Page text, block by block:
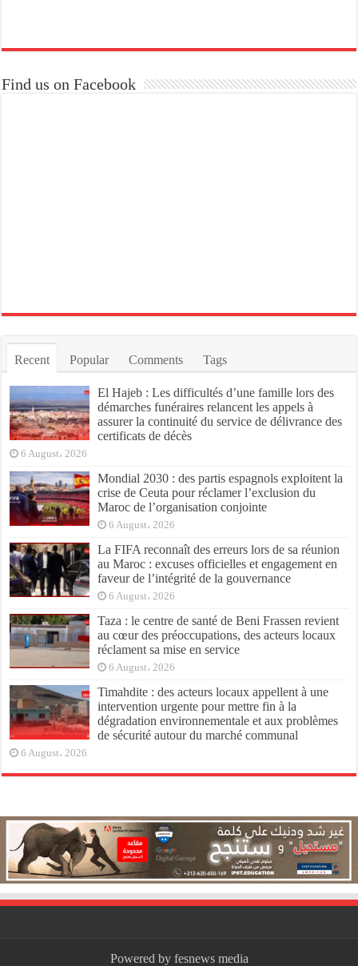
Find us on Facebook
Recent Popular Comments Tags
El Hajeb : Les difficultés d’une famille lors des
démarches funéraires relancent les appels à
assurer la continuité du service de délivrance des
certificats de décès
6 August، 2026
Mondial 2030 : des partis espagnols exploitent la
crise de Ceuta pour réclamer l’exclusion du
Maroc de l’organisation conjointe
6 August، 2026
La FIFA reconnaît des erreurs lors de sa réunion
au Maroc : excuses officielles et engagement en
faveur de l’intégrité de la gouvernance
6 August، 2026
Taza : le centre de santé de Beni Frassen revient
au cœur des préoccupations, des acteurs locaux
réclament sa mise en service
6 August، 2026
Timahdite : des acteurs locaux appellent à une
intervention urgente pour mettre fin à la
dégradation environnementale et aux problèmes
de sécurité autour du marché communal
6 August، 2026
Powered by fesnews media